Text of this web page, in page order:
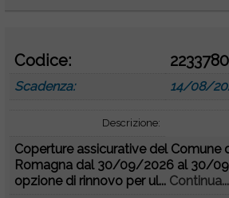
Codice: 2233780
Scadenza: 14/08/
Descrizione:
Coperture assicurative del Comune
Romagna dal 30/09/2026 al 30/
opzione di rinnovo per ul... Continua...